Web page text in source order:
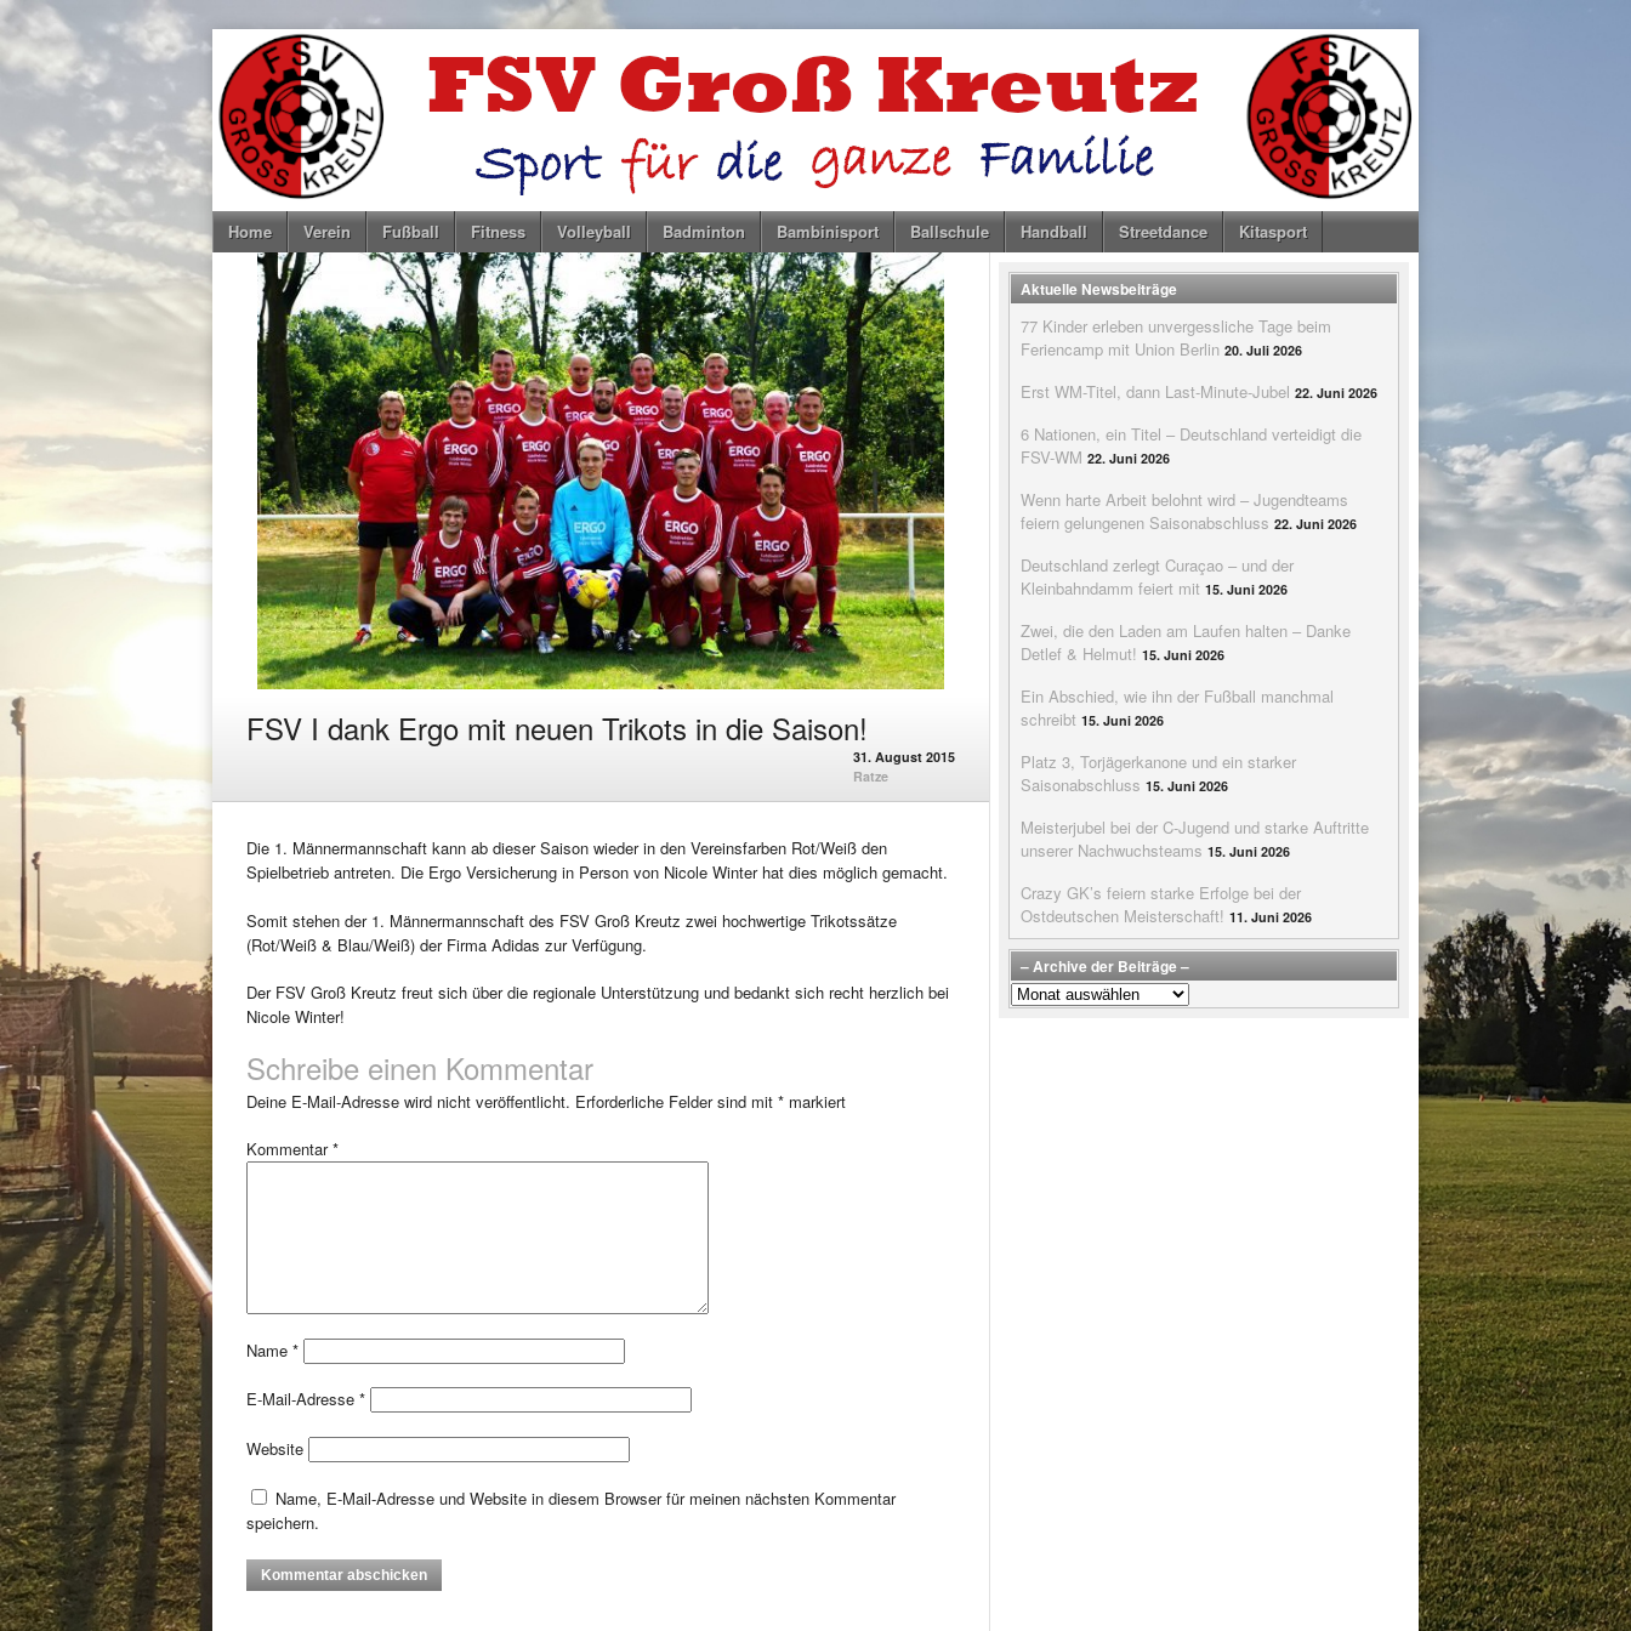
Home Verein Fußball Fitness Volleyball Badminton Bambinisport Ballschule Handball Streetdance Kitasport
FSV I dank Ergo mit neuen Trikots in die Saison!
31. August 2015
Ratze
Die 1. Männermannschaft kann ab dieser Saison wieder in den Vereinsfarben Rot/Weiß den
Spielbetrieb antreten. Die Ergo Versicherung in Person von Nicole Winter hat dies möglich gemacht.
Somit stehen der 1. Männermannschaft des FSV Groß Kreutz zwei hochwertige Trikotssätze
(Rot/Weiß & Blau/Weiß) der Firma Adidas zur Verfügung.
Der FSV Groß Kreutz freut sich über die regionale Unterstützung und bedankt sich recht herzlich bei
Nicole Winter!
Schreibe einen Kommentar
Deine E-Mail-Adresse wird nicht veröffentlicht. Erforderliche Felder sind mit * markiert
Kommentar*
Name *
E-Mail-Adresse *
Website
Name, E-Mail-Adresse und Website in diesem Browser für meinen nächsten Kommentar
speichern.
Aktuelle Newsbeiträge
77 Kinder erleben unvergessliche Tage beim
Feriencamp mit Union Berlin 20. Juli 2026
Erst WM-Titel, dann Last-Minute-Jubel 22. Juni 2026
6 Nationen, ein Titel – Deutschland verteidigt die
FSV-WM 22. Juni 2026
Wenn harte Arbeit belohnt wird – Jugendteams
feiern gelungenen Saisonabschluss 22. Juni 2026
Deutschland zerlegt Curaçao – und der
Kleinbahndamm feiert mit 15. Juni 2026
Zwei, die den Laden am Laufen halten – Danke
Detlef & Helmut! 15. Juni 2026
Ein Abschied, wie ihn der Fußball manchmal
schreibt 15. Juni 2026
Platz 3, Torjägerkanone und ein starker
Saisonabschluss 15. Juni 2026
Meisterjubel bei der C-Jugend und starke Auftritte
unserer Nachwuchsteams 15. Juni 2026
Crazy GK’s feiern starke Erfolge bei der
Ostdeutschen Meisterschaft! 11. Juni 2026
– Archive der Beiträge –
–
Archive